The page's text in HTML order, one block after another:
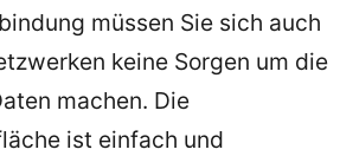
müssen Sie sich auch
keine Sorgen um die
machen. Die
ist einfach und